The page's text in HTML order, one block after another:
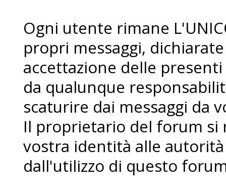
Ogni utente rimane
propri messaggi,
accettazione delle
da qualunque
scaturire dai messaggi da
Il proprietario del forum
vostra identità alle
dall'utilizzo di questo